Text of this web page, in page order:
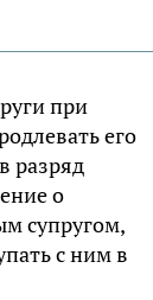
при
его
разряд
о
супругом,
с ним в